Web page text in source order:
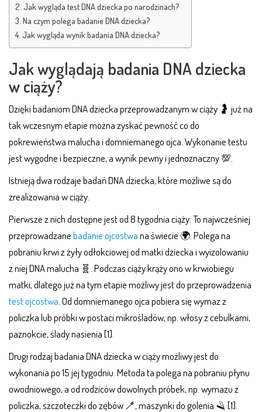
Jak wygląda test DNA dziecka po narodzinach?
Na czym polega badanie DNA dziecka?
Jak wygląda wynik badania DNA dziecka?
Jak wyglądają badania DNA dziecka
w ciąży?
Dzięki badaniom DNA dziecka przeprowadzanym w ciąży 🤰 już na
tak wczesnym etapie można zyskać pewność co do
pokrewieństwa malucha i domniemanego ojca. Wykonanie testu
jest wygodne i bezpieczne, a wynik pewny i jednoznaczny 💯.
Istnieją dwa rodzaje badań DNA dziecka, które możliwe są do
zrealizowania w ciąży.
Pierwsze z nich dostępne jest od 8 tygodnia ciąży. To najwcześniej
przeprowadzanebadanie ojcostwana świecie 🌍. Polega na
pobraniu krwi z żyły odłokciowej od matki dziecka i wyizolowaniu
z niej DNA malucha 🧬. Podczas ciąży krąży ono w krwiobiegu
matki, dlatego już na tym etapie możliwy jest do przeprowadzenia
test ojcostwa . Od domniemanego ojca pobiera się wymaz z
policzka lub próbki w postaci mikrośladów, np. włosy z cebulkami,
paznokcie, ślady nasienia [1].
Drugi rodzaj badania DNA dziecka w ciąży możliwy jest do
wykonania po 15 jej tygodniu. Metoda ta polega na pobraniu płynu
owodniowego, a od rodziców dowolnych próbek, np. wymazu z
policzka, szczoteczki do zębów 🪥, maszynki do golenia 🪒 [1].